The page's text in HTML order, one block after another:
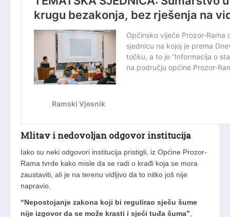
Mlitav i nedovoljan odgovor institucija
Iako su neki odgovori institucija pristigli, iz Općine Prozor-
Rama tvrde kako misle da se radi o krađi koja se mora
zaustaviti, ali je na terenu vidljivo da to nitko još nije
napravio.
“Nepostojanje zakona koji bi regulirao sječu šume
nije izgovor da se može krasti i sjeći tuđa šuma”,